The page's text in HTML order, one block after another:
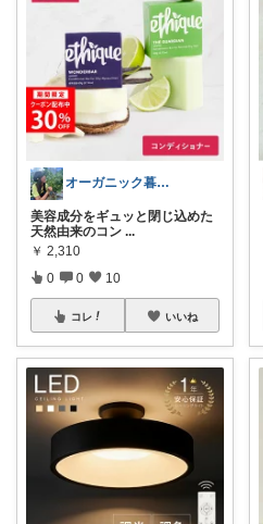
オーガニック暮らしと雑貨の小部屋☀️🌴
美容成分をギュッと閉じ込めた
天然由来のコン ...
￥ 2,310
0 0 10
コレ いいね